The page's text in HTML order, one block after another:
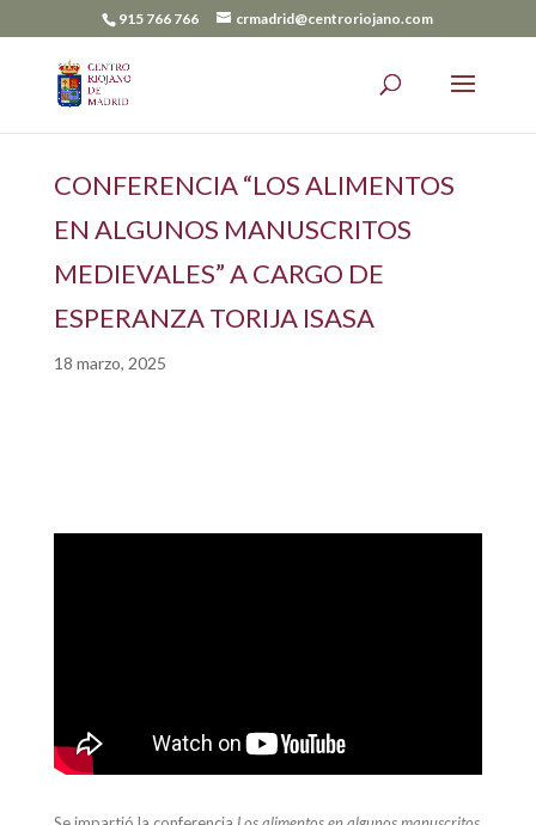
915 766 766 crmadrid@centroriojano.com
CONFERENCIA “LOS ALIMENTOS
EN ALGUNOS MANUSCRITOS
MEDIEVALES” A CARGO DE
ESPERANZA TORIJA ISASA
18 marzo, 2025